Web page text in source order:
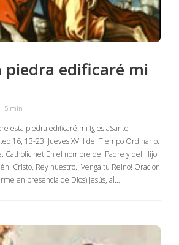
piedra edificaré mi
5 min
esta piedra edificaré mi IglesiaSanto
16, 13-23. Jueves XVIII del Tiempo Ordinario.
Catholic.net En el nombre del Padre y del Hijo
Cristo, Rey nuestro. ¡Venga tu Reino! Oración
en presencia de Dios) Jesús, al…